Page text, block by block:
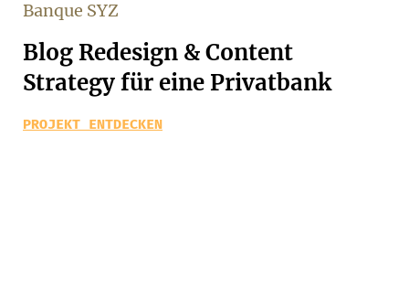
Banque SYZ
Blog Redesign & Content
Strategy für eine Privatbank
PROJEKT ENTDECKEN